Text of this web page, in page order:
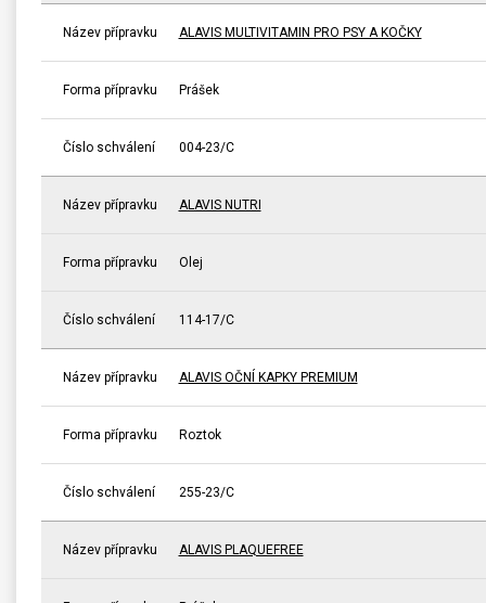
Název přípravku ALAVIS MULTIVITAMIN PRO PSY A KOČKY
Forma přípravku Prášek
Číslo schválení 004-23/C
Název přípravku ALAVIS NUTRI
Forma přípravku Olej
Číslo schválení 114-17/C
Název přípravku ALAVIS OČNÍ KAPKY PREMIUM
Forma přípravku Roztok
Číslo schválení 255-23/C
Název přípravku ALAVIS PLAQUEFREE